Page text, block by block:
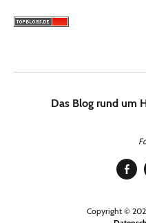
Das Blog rund um
Copyright ©